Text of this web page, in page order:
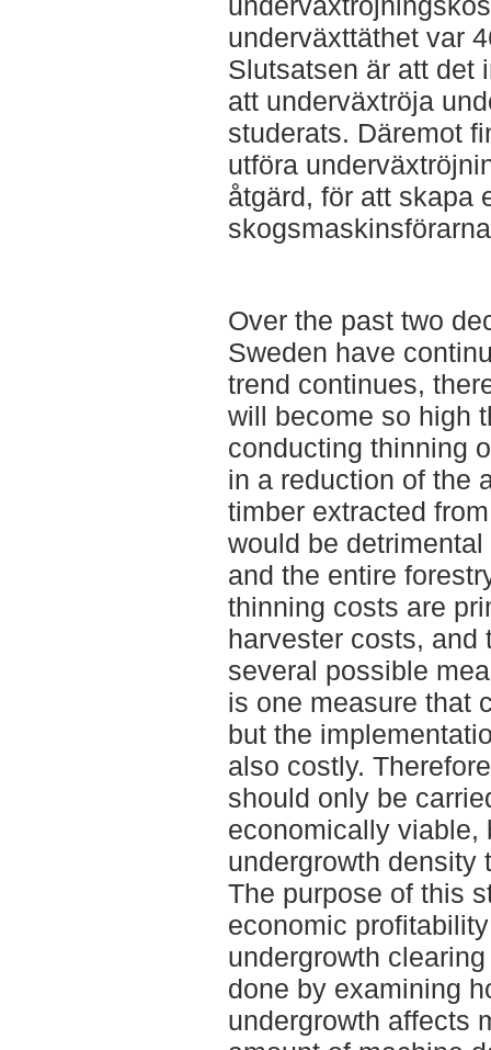
underväxttäthet var
Slutsatsen är att det
att underväxtröja
studerats. Däremot
utföra
åtgärd, för att skapa
Over the past two
Sweden have
trend continues,
will become so high
conducting thinning
in a reduction of the
timber extracted
would be
and the entire
thinning costs are
harvester costs, and
several possible
is one measure that
but the
also costly.
should only be
economically viable,
undergrowth density
The purpose of this
economic
undergrowth
done by examining
undergrowth affects